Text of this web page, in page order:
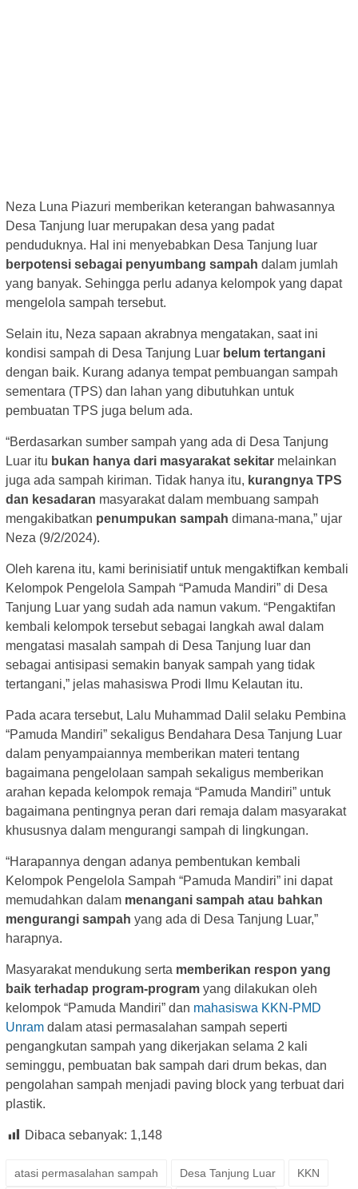
Neza Luna Piazuri memberikan keterangan bahwasannya
Desa Tanjung luar merupakan desa yang padat
penduduknya. Hal ini menyebabkan Desa Tanjung luar
berpotensi sebagai penyumbang sampah dalam jumlah
yang banyak. Sehingga perlu adanya kelompok yang dapat
mengelola sampah tersebut.
Selain itu, Neza sapaan akrabnya mengatakan, saat ini
kondisi sampah di Desa Tanjung Luar belum tertangani
dengan baik. Kurang adanya tempat pembuangan sampah
sementara (TPS) dan lahan yang dibutuhkan untuk
pembuatan TPS juga belum ada.
“Berdasarkan sumber sampah yang ada di Desa Tanjung
Luar itu bukan hanya dari masyarakat sekitar melainkan
juga ada sampah kiriman. Tidak hanya itu, kurangnya TPS
dan kesadaran masyarakat dalam membuang sampah
mengakibatkan penumpukan sampah dimana-mana,” ujar
Neza (9/2/2024).
Oleh karena itu, kami berinisiatif untuk mengaktifkan kembali
Kelompok Pengelola Sampah “Pamuda Mandiri” di Desa
Tanjung Luar yang sudah ada namun vakum. “Pengaktifan
kembali kelompok tersebut sebagai langkah awal dalam
mengatasi masalah sampah di Desa Tanjung luar dan
sebagai antisipasi semakin banyak sampah yang tidak
tertangani,” jelas mahasiswa Prodi Ilmu Kelautan itu.
Pada acara tersebut, Lalu Muhammad Dalil selaku Pembina
“Pamuda Mandiri” sekaligus Bendahara Desa Tanjung Luar
dalam penyampaiannya memberikan materi tentang
bagaimana pengelolaan sampah sekaligus memberikan
arahan kepada kelompok remaja “Pamuda Mandiri” untuk
bagaimana pentingnya peran dari remaja dalam masyarakat
khususnya dalam mengurangi sampah di lingkungan.
“Harapannya dengan adanya pembentukan kembali
Kelompok Pengelola Sampah “Pamuda Mandiri” ini dapat
memudahkan dalam menangani sampah atau bahkan
mengurangi sampah yang ada di Desa Tanjung Luar,”
harapnya.
Masyarakat mendukung serta memberikan respon yang
baik terhadap program-program yang dilakukan oleh
kelompok “Pamuda Mandiri” dan mahasiswa KKN-PMD
Unram dalam atasi permasalahan sampah seperti
pengangkutan sampah yang dikerjakan selama 2 kali
seminggu, pembuatan bak sampah dari drum bekas, dan
pengolahan sampah menjadi paving block yang terbuat dari
plastik.
Dibaca sebanyak: 1,148
atasi permasalahan sampah Desa Tanjung Luar KKN